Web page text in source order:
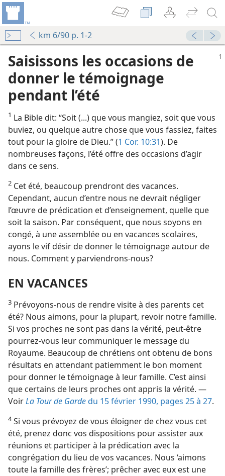
km 6/90 p. 1-2
Saisissons les occasions de
donner le témoignage
pendant l’été
1 La Bible dit: “Soit (...) que vous mangiez, soit que vous
buviez, ou quelque autre chose que vous fassiez, faites
tout pour la gloire de Dieu.” (1 Cor. 10:31). De
nombreuses façons, l’été offre des occasions d’agir
dans ce sens.
2 Cet été, beaucoup prendront des vacances.
Cependant, aucun d’entre nous ne devrait négliger
l’œuvre de prédication et d’enseignement, quelle que
soit la saison. Par conséquent, que nous soyons en
congé, à une assemblée ou en vacances scolaires,
ayons le vif désir de donner le témoignage autour de
nous. Comment y parviendrons-​nous?
EN VACANCES
3 Prévoyons-​nous de rendre visite à des parents cet
été? Nous aimons, pour la plupart, revoir notre famille.
Si vos proches ne sont pas dans la vérité, peut-être
pourrez-​vous leur communiquer le message du
Royaume. Beaucoup de chrétiens ont obtenu de bons
résultats en attendant patiemment le bon moment
pour donner le témoignage à leur famille. C’est ainsi
que certains de leurs proches ont appris la vérité. —
VoirLa Tour de Gardedu 15 février 1990, pages 25 à 27.
4Si vous prévoyez de vous éloigner de chez vous cet
été, prenez donc vos dispositions pour assister aux
réunions et participer à la prédication avec la
congrégation du lieu de vos vacances. Nous ‘aimons
toute la famille des frères’; prêcher avec eux est une